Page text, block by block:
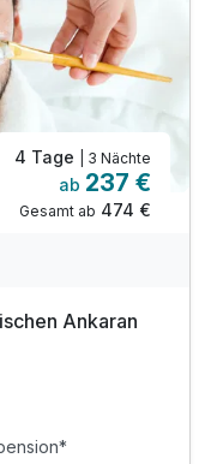
4 Tage | 3 Nächte
ab 237 €
Gesamt ab 474 €
Ankaran